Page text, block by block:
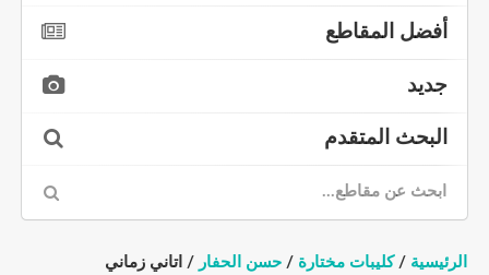
أفضل المقاطع
جديد
البحث المتقدم
الرئيسية / كليبات مختارة / حسن الحفار / اتاني زماني